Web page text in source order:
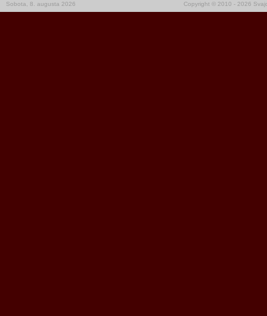
Sobota, 8. augusta 2026 Copyright © 2010 - 2026